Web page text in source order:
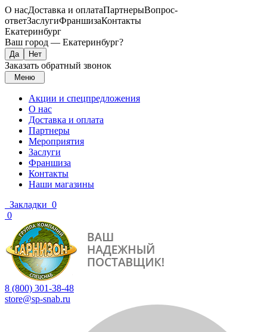
О насДоставка и оплатаПартнерыВопрос-
ответЗаслугиФраншизаКонтакты
Екатеринбург
Ваш город — Екатеринбург?
Заказать обратный звонок
Меню
Акции и спецпредложения
О нас
Доставка и оплата
Партнеры
Мероприятия
Заслуги
Франшиза
Контакты
Наши магазины
Закладки 0
0
8 (800) 301-38-48
store@sp-snab.ru